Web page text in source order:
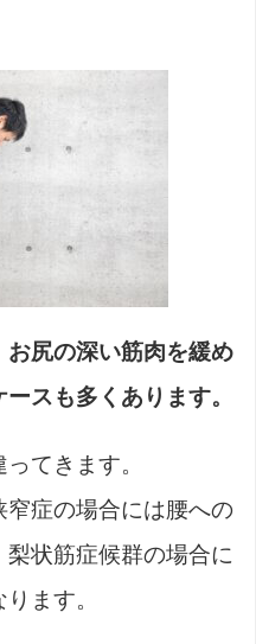
お尻の深い筋肉を緩め
スも多くあります。
てきます。
症の場合には腰への
状筋症候群の場合に
ます。